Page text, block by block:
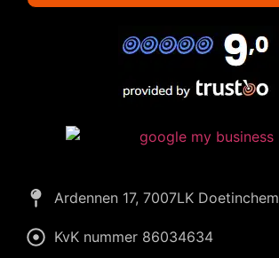
Ardennen 17, 7007LK Doetinchem
KvK nummer 86034634
eConcepts Nederland